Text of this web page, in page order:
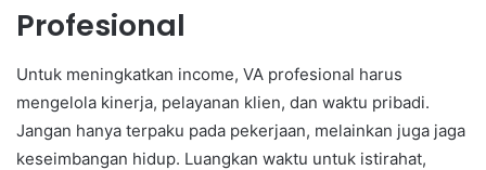
Profesional
Untuk meningkatkan income, VA profesional harus
mengelola kinerja, pelayanan klien, dan waktu pribadi.
Jangan hanya terpaku pada pekerjaan, melainkan juga jaga
keseimbangan hidup. Luangkan waktu untuk istirahat,